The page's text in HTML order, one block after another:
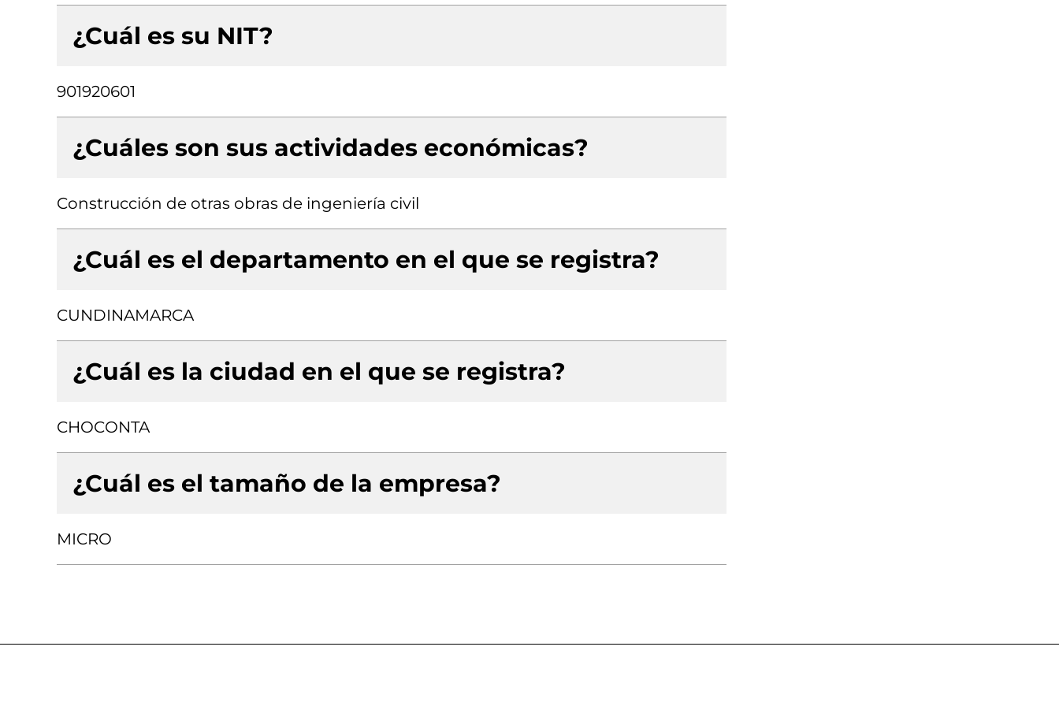
¿Cuál es su NIT?
901920601
¿Cuáles son sus actividades económicas?
Construcción de otras obras de ingeniería civil
¿Cuál es el departamento en el que se registra?
CUNDINAMARCA
¿Cuál es la ciudad en el que se registra?
CHOCONTA
¿Cuál es el tamaño de la empresa?
MICRO